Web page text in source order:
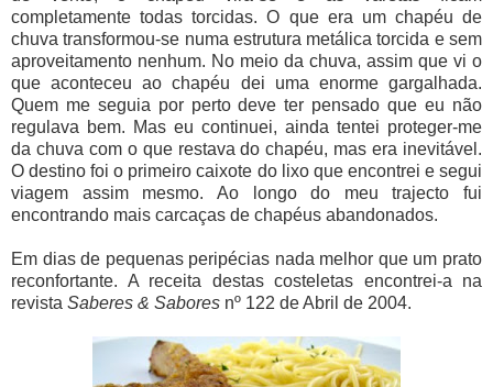
completamente todas torcidas. O que era um chapéu de
chuva transformou-se numa estrutura metálica torcida e sem
aproveitamento nenhum. No meio da chuva, assim que vi o
que aconteceu ao chapéu dei uma enorme gargalhada.
Quem me seguia por perto deve ter pensado que eu não
regulava bem. Mas eu continuei, ainda tentei proteger-me
da chuva com o que restava do chapéu, mas era inevitável.
O destino foi o primeiro caixote do lixo que encontrei e segui
viagem assim mesmo. Ao longo do meu trajecto fui
encontrando mais carcaças de chapéus abandonados.
Em dias de pequenas peripécias nada melhor que um prato
reconfortante. A receita destas costeletas encontrei-a na
revista Saberes & Sabores nº 122 de Abril de 2004.